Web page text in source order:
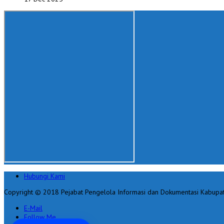
Hubungi Kami
Copyright © 2018 Pejabat Pengelola Informasi dan Dokumentasi
E-Mail
Follow Me